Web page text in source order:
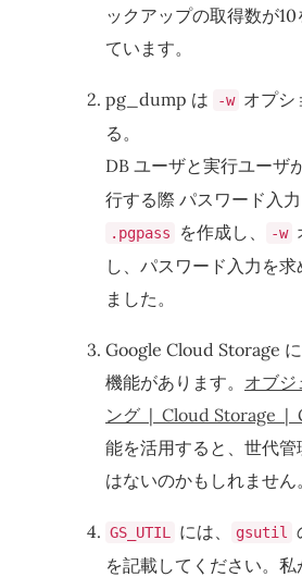
ックアップの取得数が
ています。
pg_dump は -w オプシ
る。
DB ユーザと実行ユーザ
行する際 パスワード入
.pgpass を作成し、 -w
し、パスワード入力を
ました。
Google Cloud Storage
機能があります。 オブジ
ング | Cloud Storage |
能を活用すると、世代
はないのかもしれません。
GS_UTIL には、 gsutil
を記載してください。